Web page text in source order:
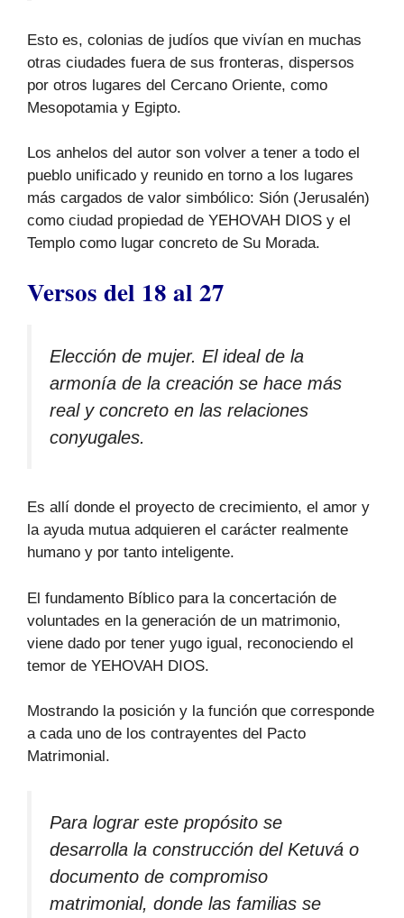
Esto es, colonias de judíos que vivían en muchas
otras ciudades fuera de sus fronteras, dispersos
por otros lugares del Cercano Oriente, como
Mesopotamia y Egipto.
Los anhelos del autor son volver a tener a todo el
pueblo unificado y reunido en torno a los lugares
más cargados de valor simbólico: Sión (Jerusalén)
como ciudad propiedad de YEHOVAH DIOS y el
Templo como lugar concreto de Su Morada.
Versos del 18 al 27
Elección de mujer. El ideal de la
armonía de la creación se hace más
real y concreto en las relaciones
conyugales.
Es allí donde el proyecto de crecimiento, el amor y
la ayuda mutua adquieren el carácter realmente
humano y por tanto inteligente.
El fundamento Bíblico para la concertación de
voluntades en la generación de un matrimonio,
viene dado por tener yugo igual, reconociendo el
temor de YEHOVAH DIOS.
Mostrando la posición y la función que corresponde
a cada uno de los contrayentes del Pacto
Matrimonial.
Para lograr este propósito se
desarrolla la construcción del Ketuvá o
documento de compromiso
matrimonial, donde las familias se